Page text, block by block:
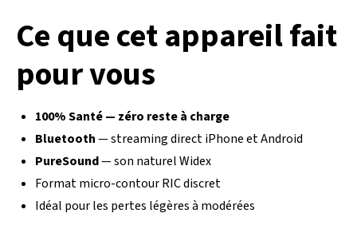
Ce que cet appareil fait
pour vous
100% Santé — zéro reste à charge
Bluetooth— streaming direct iPhone et Android
PureSound— son naturel Widex
Format micro-contour RIC discret
Idéal pour les pertes légères à modérées